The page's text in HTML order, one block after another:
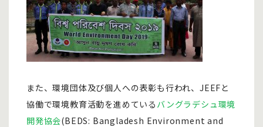
また、環境団体及び個人への表彰も行われ、JEEFと
協働で環境教育活動を進めている バングラデシュ環境
開発協会(BEDS: Bangladesh Environment and